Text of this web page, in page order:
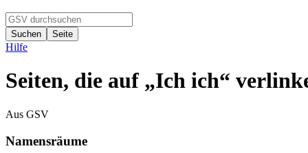
Hilfe
Seiten, die auf „Ich ich“
Aus GSV
Namensräume